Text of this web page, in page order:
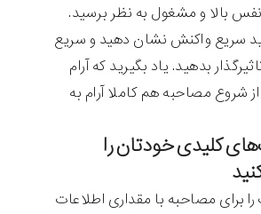
نفس بالا و مشغول به نظر برسید.
سریع واکنش نشان دهید و سریع
بدهید. یاد بگیرید که آرام
‌شروع مصاحبه هم کاملا آرام به
کلیدی خودتان را
برای مصاحبه با مقداری اطلاعات